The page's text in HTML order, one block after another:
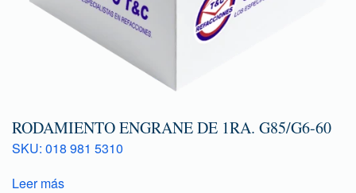
RODAMIENTO ENGRANE DE 1RA. G85/G6-60
SKU: 018 981 5310
Leer más